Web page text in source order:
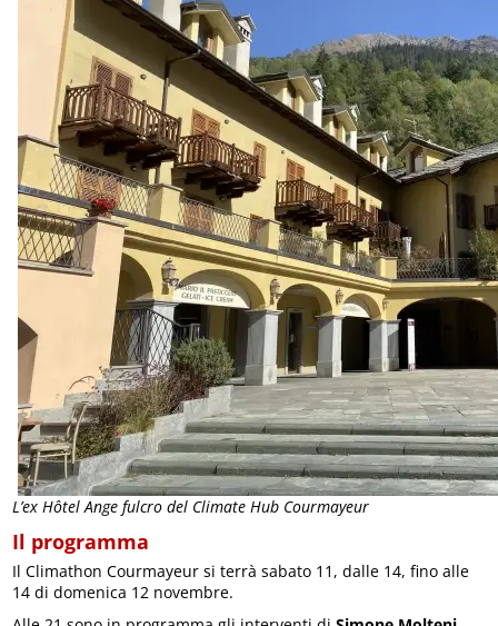
L’ex Hôtel Ange fulcro del Climate Hub Courmayeur
Il programma
Il Climathon Courmayeur si terrà sabato 11, dalle 14, fino alle
14 di domenica 12 novembre.